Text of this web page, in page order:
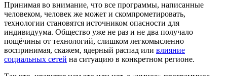
Принимая во внимание, что все программы, написанные
человеком, человек же может и скомпрометировать,
технологии становятся источником опасности для
индивидуума. Общество уже не раз и не два получало
пощёчины от технологий, слишком легкомысленно
воспринимая, скажем, ядерный распад или влияние
социальных сетей на ситуацию в конкретном регионе.